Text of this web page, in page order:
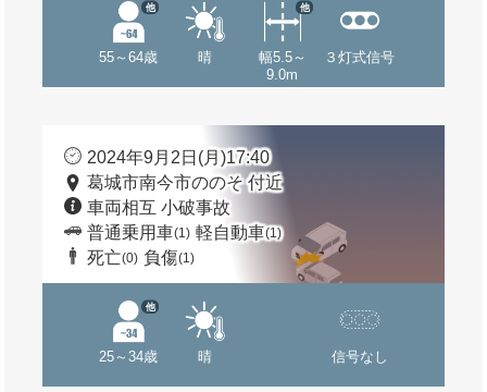
55～64歳
他
晴
幅5.5～
9.0m
他
３灯式信号
2024年9月2日(月)17:40
葛城市南今市ののそ 付近
車両相互 小破事故
普通乗用車(1) 軽自動車(1)
死亡(0) 負傷(1)
25～34歳
他
晴 信号なし